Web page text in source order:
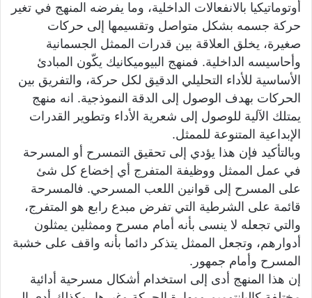
أوتوماتيكيا بالانفعالات الداخلية، وما يفرضه المنهج في تغير
حركة جسمه بشكل متواصل وتقسيمها إلى حركات
صغيرة، يخلق العلاقة بين قدرات الممثل الجسمانية
وأحاسيسه الداخلية. فمنهج البيوميكانيك يكّون المبادئ
الأساسية للأداء التحليلي الدقيق لكل حركة، والتفريق بين
الحركات بهدف الوصول إلى الدقة النموذجية. انه منهج
يمتلك الآلية للوصول إلى شعرية الأداء وتطوير القدرات
الإبداعية المتنوعة للممثل.
وبالتأكيد فإن هذا يؤدي إلى تحقيق التمسرح أو المسرحة
في عمل الممثل ووظيفة المتفرج أي إخضاع كل شئ
على المسرح إلى قوانين اللعب المسرحي. فالمسرحة
قائمة على الشرطية التي تفرض مبدع رابع هو المتفرج،
والتي تجعله لا ينسى بأنه أمام مسرح وممثلين يمثلون
أدوارهم، وتجعل الممثل يتذكر دائما بأنه واقف على خشبة
المسرح وأمام جمهور.
إن هذا المنهج أدى إلى استخدام أشكال مسرحية أدائية